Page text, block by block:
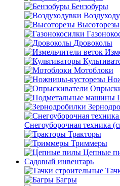
Бензобуры
Высоторезы
Дровоколы
Мотоблоки
Снегоуборочная техника
Тракторы
Триммеры
Цепные
Садовый инвентарь
Багры